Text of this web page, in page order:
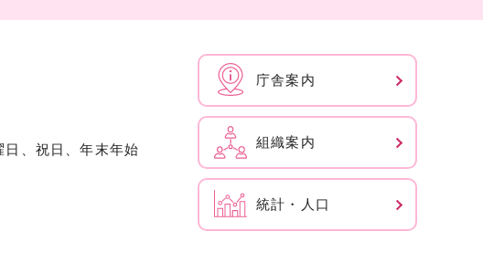
日、祝日、年末年始
庁舎案内
組織案内
統計・人口